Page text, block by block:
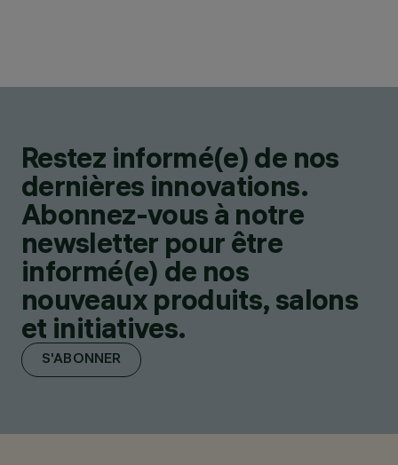
Restez informé(e) de nos
dernières innovations.
Abonnez-vous à notre
newsletter pour être
informé(e) de nos
nouveaux produits, salons
et initiatives.
S'ABONNER